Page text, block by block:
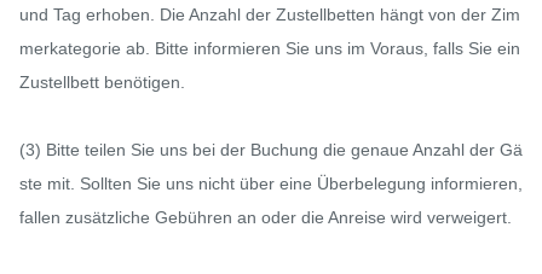
und Tag erhoben. Die Anzahl der Zustellbetten hängt von der Zim
merkategorie ab. Bitte informieren Sie uns im Voraus, falls Sie ein
Zustellbett benötigen.
(3) Bitte teilen Sie uns bei der Buchung die genaue Anzahl der Gä
ste mit. Sollten Sie uns nicht über eine Überbelegung informieren,
fallen zusätzliche Gebühren an oder die Anreise wird verweigert.